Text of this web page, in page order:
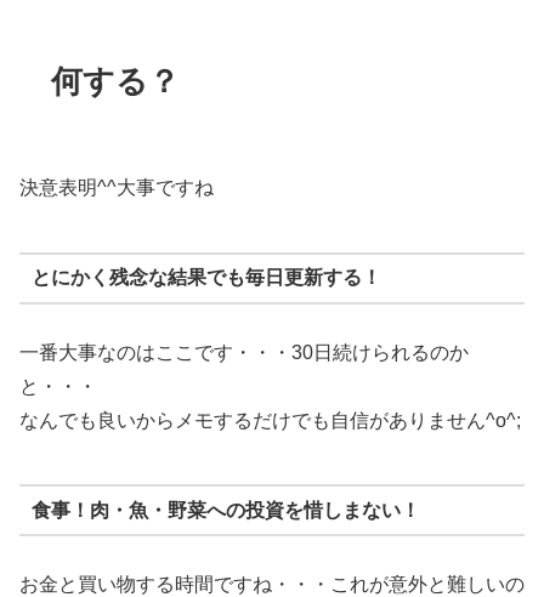
何する？
決意表明^^大事ですね
とにかく残念な結果でも毎日更新する！
一番大事なのはここです・・・30日続けられるのか
と・・・
なんでも良いからメモするだけでも自信がありません^o^;
食事！肉・魚・野菜への投資を惜しまない！
お金と買い物する時間ですね・・・これが意外と難しいの